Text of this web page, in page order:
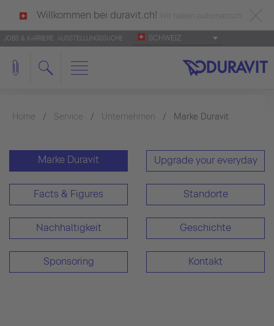
Willkommen bei duravit.ch!
deutsch als Ihre Sprache erkannt.
Français Italiano
JOBS & KARRIERE AUSSTELLUNGSSUCHE SCHWEIZ
Home Service Unternehmen Marke Duravit
Marke Duravit Upgrade your everyday
Facts & Figures Standorte
Nachhaltigkeit Geschichte
Sponsoring Kontakt